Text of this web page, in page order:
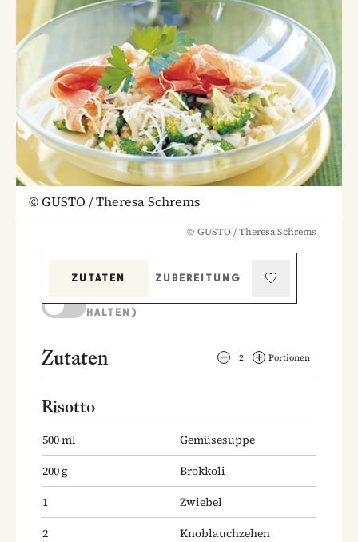
©GUSTO / Theresa Schrems
© GUSTO / Theresa Schrems
ZUTATEN
ZUBEREITUNG
HALTEN)
Zutaten 2 Portionen
Risotto
500ml
Gemüsesuppe
200g
Brokkoli
1
Zwiebel
2
Knoblauchzehen